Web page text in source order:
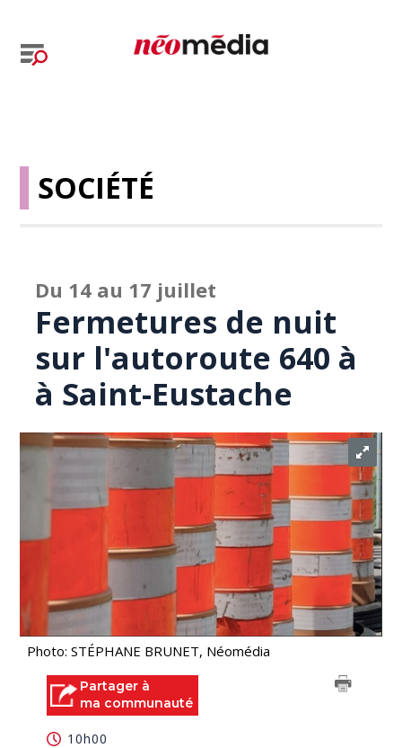
SOCIÉTÉ
Du 14 au 17 juillet
Fermetures de nuit
sur l'autoroute 640 à
à Saint-Eustache
Photo: STÉPHANE BRUNET, Néomédia
Partager à
ma communauté
10h00